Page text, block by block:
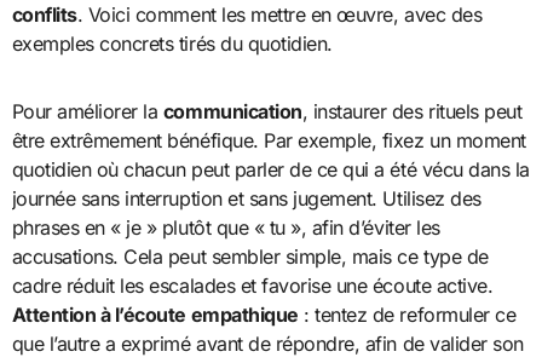
conflits. Voici comment les mettre en œuvre, avec des
exemples concrets tirés du quotidien.
Pour améliorer la communication, instaurer des rituels peut
être extrêmement bénéfique. Par exemple, fixez un moment
quotidien où chacun peut parler de ce qui a été vécu dans la
journée sans interruption et sans jugement. Utilisez des
phrases en « je » plutôt que « tu », afin d’éviter les
accusations. Cela peut sembler simple, mais ce type de
cadre réduit les escalades et favorise une écoute active.
Attention à l’écoute empathique : tentez de reformuler ce
que l’autre a exprimé avant de répondre, afin de valider son